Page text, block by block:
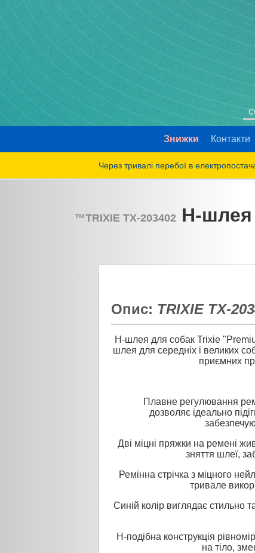
Знижки Контакти
Через тривалі перебої в
™TRIXIE TX-203402 H-
Опис: TRIXIE TX-
H-шлея для собак Trixie
шлея для середніх і великих
приємних
Плавне регулювання
дозволяє ідеально
Дві міцні пряжки на ремені
зняття шлеї,
Ремінна стрічка з міцного
тривале
Синій колір виглядає стильно
H-подібна конструкція
на тіло,